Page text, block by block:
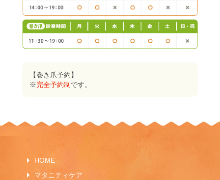
【巻き爪予約】
※完全予約制 です。
HOME
マタニティケア